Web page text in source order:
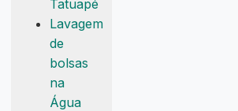
Tatuapé
Lavagem
de
bolsas
na
Água